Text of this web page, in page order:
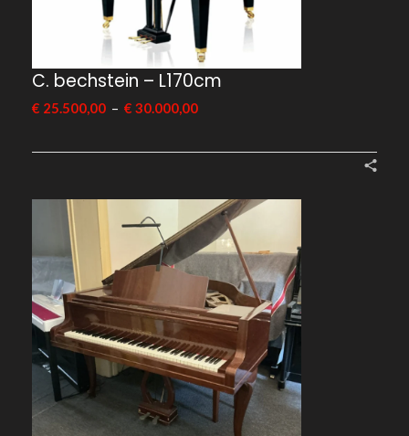
C. bechstein – L170cm
€ 25.500,00 – € 30.000,00